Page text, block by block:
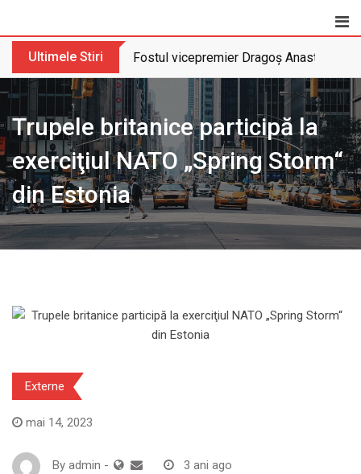
Ultimele Stiri Fostul vicepremier Dragoș Anastasiu
Trupele britanice participă la
exerciţiul NATO „Spring Storm“
din Estonia
Externe
mai 14, 2023
By admin - 3 ani ago